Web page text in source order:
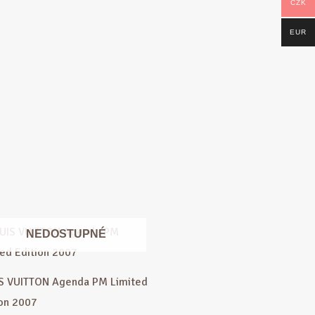
NEDOSTUPNÉ
VUITTON Agenda PM Limited
2007
CZK
EUR